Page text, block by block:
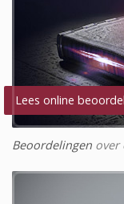
Lees online
Beoordelingen over